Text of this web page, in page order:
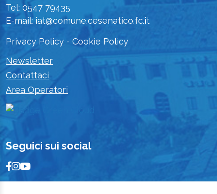
Tel: 0547 79435
E-mail: iat@comune.cesenatico.fc.it
Privacy Policy - Cookie Policy
Newsletter
Contattaci
Area Operatori
Seguici sui social